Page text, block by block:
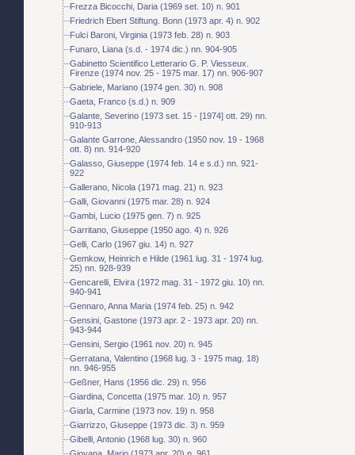
Frezza Bicocchi, Daria (1969 set. 10) n. 901
Friedrich Ebert Stiftung. Bonn (1973 apr. 4) n. 902
Fulci Baroni, Virginia (1973 feb. 28) n. 903
Funaro, Liana (s.d. - 1974 dic.) nn. 904-905
Gabinetto Scientifico Letterario G. P. Viesseux.
Firenze (1974 nov. 25 - 1975 mar. 17) nn. 906-907
Gabriele, Mariano (1974 gen. 30) n. 908
Gaeta, Franco (s.d.) n. 909
Galante, Severino (1973 set. 15 - [1974] ott. 29) nn.
910-913
Galante Garrone, Alessandro (1950 nov. 19 - 1968
ott. 8) nn. 914-920
Galasso, Giuseppe (1974 feb. 14 e s.d.) nn. 921-
922
Gallerano, Nicola (1971 mag. 21) n. 923
Galli, Giovanni (1975 mar. 28) n. 924
Gambi, Lucio (1975 gen. 7) n. 925
Garritano, Giuseppe (1950 ago. 4) n. 926
Gelli, Carlo (1967 giu. 14) n. 927
Gemkow, Heinrich e Hilde (1961 lug. 31 - 1974 lug.
25) nn. 928-939
Gencarelli, Elvira (1972 mag. 31 - 1972 giu. 10) nn.
940-941
Gennaro, Anna Maria (1974 feb. 25) n. 942
Gensini, Gastone (1973 apr. 2 - 1973 apr. 20) nn.
943-944
Gensini, Sergio (1961 nov. 20) n. 945
Gerratana, Valentino (1968 lug. 3 - 1975 mag. 18)
nn. 946-955
Geßner, Hans (1956 dic. 29) n. 956
Giardina, Concetta (1975 mar. 10) n. 957
Giarla, Carmine (1973 nov. 19) n. 958
Giarrizzo, Giuseppe (1973 dic. 3) n. 959
Gibelli, Antonio (1968 lug. 30) n. 960
Giovana, Mario (1973 apr. 20) n. 961